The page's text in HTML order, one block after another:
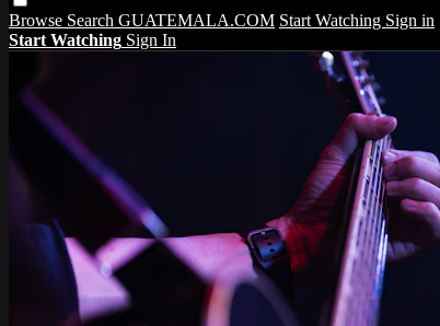
Browse Search GUATEMALA.COM Start Watching Sign in
Start Watching Sign In